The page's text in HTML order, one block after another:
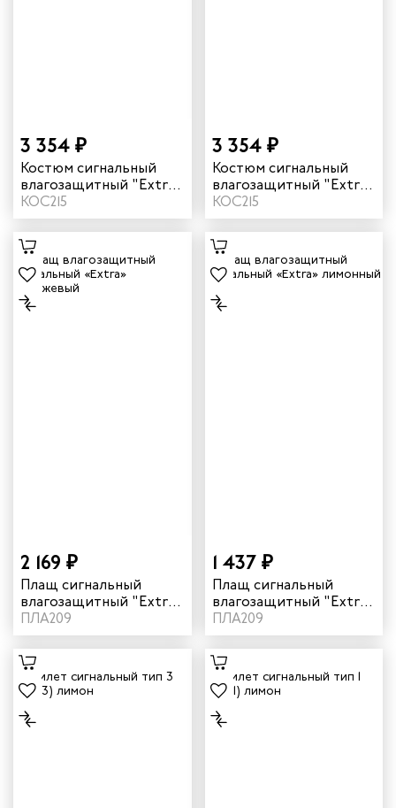
3 354 ₽
Костюм сигнальный
влагозащитный "Extra"
цвет лимонный
КОС215
3 354 ₽
Костюм сигнальный
влагозащитный "Extra"
цвет оранжевый
КОС215
2 169 ₽
Плащ сигнальный
влагозащитный "Extra"
ПВХ цвет оранжевый
ПЛА209
1 437 ₽
Плащ сигнальный
влагозащитный "Extra"
ПВХ цвет лимон
ПЛА209